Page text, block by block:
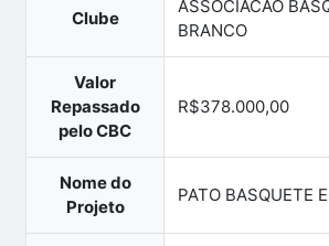
Clube
ASSOCIACAO
BRANCO
Valor
Repassado
pelo CBC
R$378.000,00
Nome do
Projeto
PATO BASQUETE